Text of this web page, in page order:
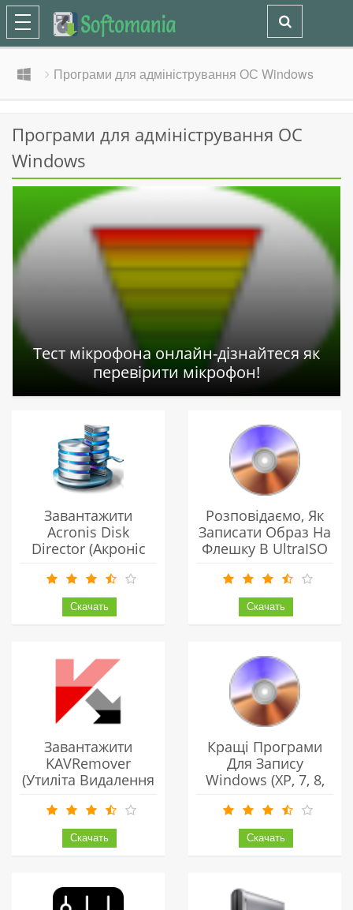
Програми для адміністрування ОС Windows
Програми для адміністрування ОС
Windows
Тест мікрофона онлайн-дізнайтеся як
перевірити мікрофон!
Завантажити
Acronis Disk
Director (Акроніс
Українською
Безкоштовно
Розповідаємо, Як
Записати Образ На
Флешку В UltraISO
Завантажити
KAVRemover
(утиліта Видалення
Українською
Безкоштовно
Кращі Програми
Для Запису
Windows (XP, 7, 8,